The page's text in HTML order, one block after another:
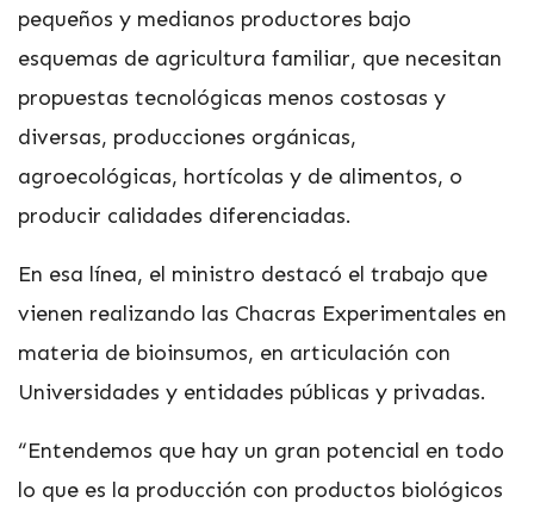
pequeños y medianos productores bajo
esquemas de agricultura familiar, que necesitan
propuestas tecnológicas menos costosas y
diversas, producciones orgánicas,
agroecológicas, hortícolas y de alimentos, o
producir calidades diferenciadas.
En esa línea, el ministro destacó el trabajo que
vienen realizando las Chacras Experimentales en
materia de bioinsumos, en articulación con
Universidades y entidades públicas y privadas.
“Entendemos que hay un gran potencial en todo
lo que es la producción con productos biológicos